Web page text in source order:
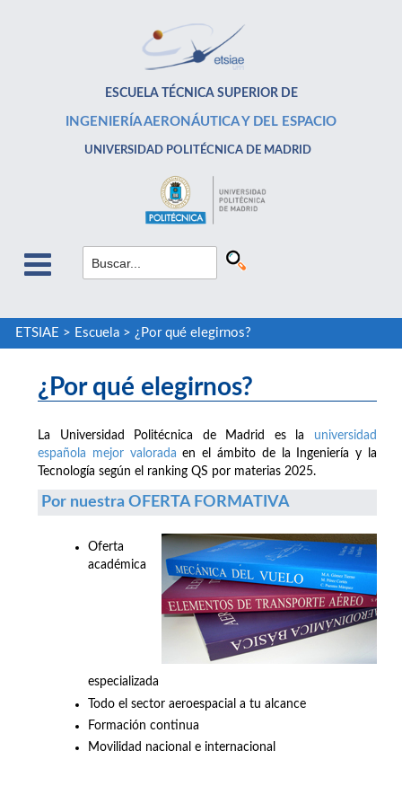
ESCUELA TÉCNICA SUPERIOR DE
INGENIERÍA AERONÁUTICA Y DEL ESPACIO
UNIVERSIDAD POLITÉCNICA DE MADRID
ETSIAE > Escuela> ¿Por qué elegirnos?
¿Por qué elegirnos?
La Universidad Politécnica de Madrid es la universidad
española mejor valorada en el ámbito de la Ingeniería y la
Tecnología según el ranking QS por materias 2025.
Por nuestra OFERTA FORMATIVA
Oferta
académica
especializada
Todo el sector aeroespacial a tu alcance
Formación continua
Movilidad nacional e internacional